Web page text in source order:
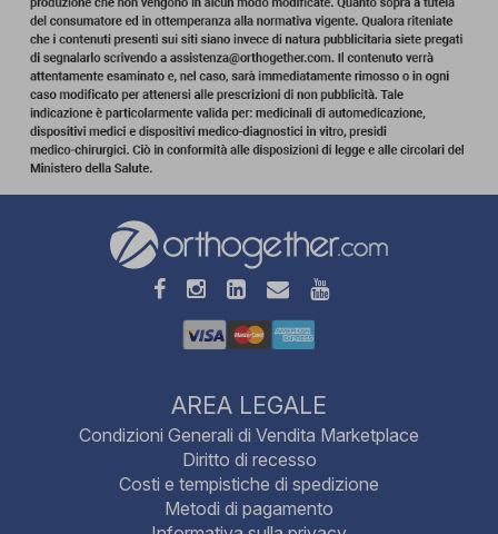
AREA LEGALE
Condizioni Generali di Vendita Marketplace
Diritto di recesso
Costi e tempistiche di spedizione
Metodi di pagamento